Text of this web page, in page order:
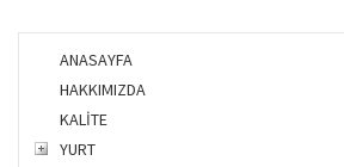
ANASAYFA
HAKKIMIZDA
KALİTE
YURT